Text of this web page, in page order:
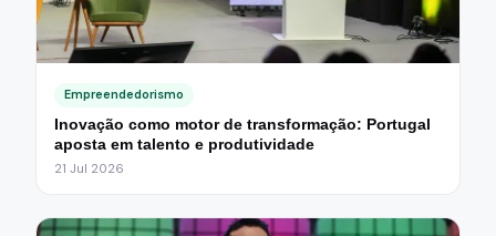
Empreendedorismo
Inovação como motor de transformação: Portugal
aposta em talento e produtividade
21 Jul 2026